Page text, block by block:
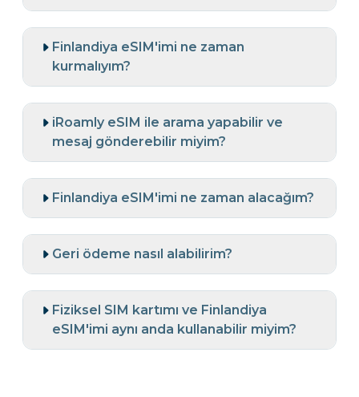
Finlandiya eSIM'imi ne zaman
kurmalıyım?
iRoamly eSIM ile arama yapabilir ve
mesaj gönderebilir miyim?
Finlandiya eSIM'imi ne zaman alacağım?
Geri ödeme nasıl alabilirim?
Fiziksel SIM kartımı ve Finlandiya
eSIM'imi aynı anda kullanabilir miyim?